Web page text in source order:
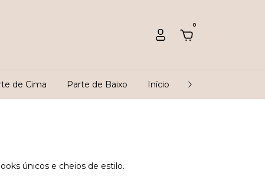
0
de Cima Parte de Baixo Início Rastreio
únicos e cheios de estilo.